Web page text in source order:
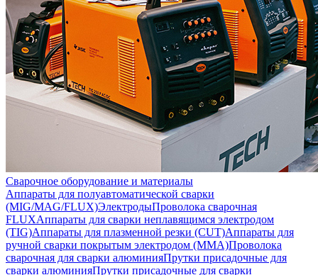
Сварочное оборудование и материалы
Аппараты для полуавтоматической сварки
(MIG/MAG/FLUX)ЭлектродыПроволока сварочная
FLUXАппараты для сварки неплавящимся электродом
(TIG)Аппараты для плазменной резки (CUT)Аппараты для
ручной сварки покрытым электродом (MMA)Проволока
сварочная для сварки алюминияПрутки присадочные для
сварки алюминияПрутки присадочные для сварки